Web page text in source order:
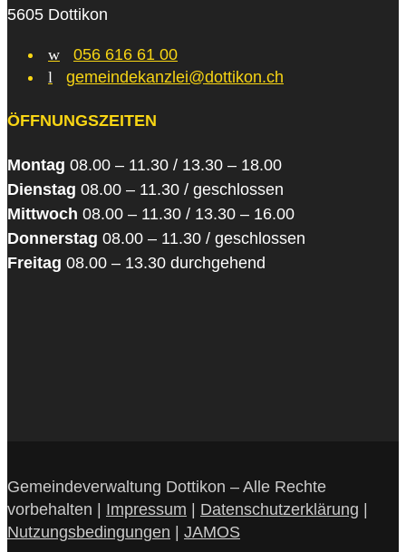
5605 Dottikon
w
056 616 61 00
l
gemeindekanzlei@dottikon.ch
ÖFFNUNGSZEITEN
Montag 08.00 – 11.30 / 13.30 – 18.00
Dienstag 08.00 – 11.30 / geschlossen
Mittwoch 08.00 – 11.30 / 13.30 – 16.00
Donnerstag 08.00 – 11.30 / geschlossen
Freitag 08.00 – 13.30 durchgehend
Gemeindeverwaltung Dottikon – Alle Rechte
vorbehalten | Impressum | Datenschutzerklärung |
Nutzungsbedingungen | JAMOS